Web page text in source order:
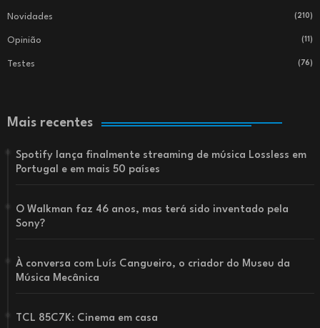
Novidades (210)
Opinião (11)
Testes (76)
Mais recentes
Spotify lança finalmente streaming de música Lossless em
Portugal e em mais 50 países
O Walkman faz 46 anos, mas terá sido inventado pela
Sony?
À conversa com Luís Cangueiro, o criador do Museu da
Música Mecânica
TCL 85C7K: Cinema em casa